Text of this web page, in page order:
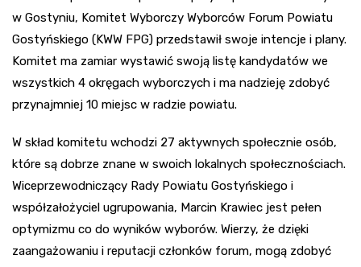
w Gostyniu, Komitet Wyborczy Wyborców Forum Powiatu
Gostyńskiego (KWW FPG) przedstawił swoje intencje i plany.
Komitet ma zamiar wystawić swoją listę kandydatów we
wszystkich 4 okręgach wyborczych i ma nadzieję zdobyć
przynajmniej 10 miejsc w radzie powiatu.
W skład komitetu wchodzi 27 aktywnych społecznie osób,
które są dobrze znane w swoich lokalnych społecznościach.
Wiceprzewodniczący Rady Powiatu Gostyńskiego i
współzałożyciel ugrupowania, Marcin Krawiec jest pełen
optymizmu co do wyników wyborów. Wierzy, że dzięki
zaangażowaniu i reputacji członków forum, mogą zdobyć